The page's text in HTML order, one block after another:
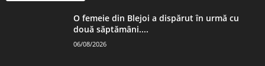
O femeie din Blejoi a dispărut în urmă cu
două săptămâni....
06/08/2026